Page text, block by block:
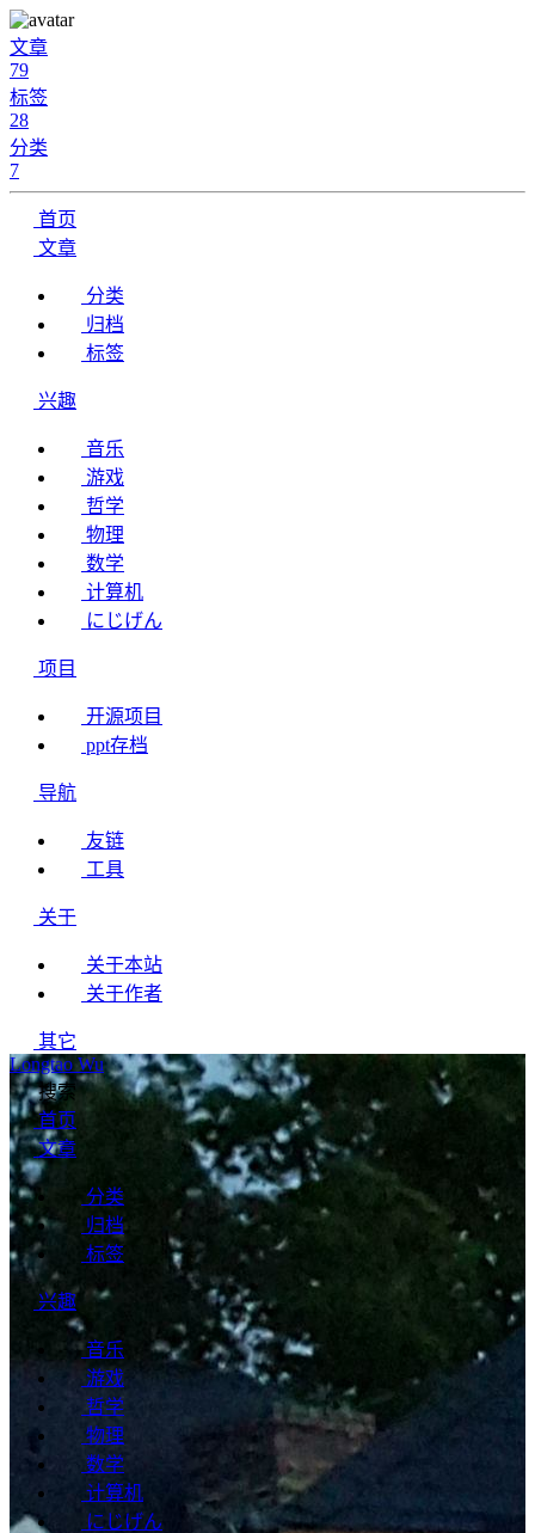
文章
79
标签
28
分类
7
首页
文章
分类
归档
标签
兴趣
音乐
游戏
哲学
物理
数学
计算机
にじげん
项目
开源项目
ppt存档
导航
友链
工具
关于
关于本站
关于作者
其它
Longtao Wu
搜索
首页
文章
分类
归档
标签
兴趣
音乐
游戏
哲学
物理
数学
计算机
にじげん